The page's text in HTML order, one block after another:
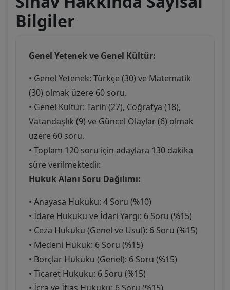
Bilgiler
Genel Yetenek ve Genel Kültür:
• Genel Yetenek: Türkçe (30) ve Matematik
(30) olmak üzere 60 soru.
• Genel Kültür: Tarih (27), Coğrafya (18),
Vatandaşlık (9) ve Güncel Olaylar (6) olmak
üzere 60 soru.
• Toplam 120 soru için adaylara 130 dakika
süre verilmektedir.
Hukuk Alanı Soru Dağılımı:
• Anayasa Hukuku: 4 Soru (%10)
• İdare Hukuku ve İdari Yargı: 6 Soru (%15)
• Ceza Hukuku (Genel ve Usul): 6 Soru (%15)
• Medeni Hukuk: 6 Soru (%15)
• Borçlar Hukuku (Genel): 6 Soru (%15)
• Ticaret Hukuku: 6 Soru (%15)